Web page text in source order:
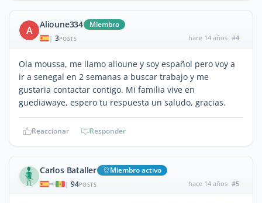
A Alioune334 Miembro
| 3POSTS hace 14 años #4
Ola moussa, me llamo alioune y soy español pero voy a
ir a senegal en 2 semanas a buscar trabajo y me
gustaria contactar contigo. Mi familia vive en
guediawaye, espero tu respuesta un saludo, gracias.
Reaccionar Responder
Carlos Bataller Miembro activo
| 94POSTS hace 14 años #5